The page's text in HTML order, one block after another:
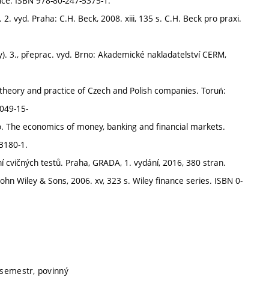
vyd. Praha: C.H. Beck, 2008. xiii, 135 s. C.H. Beck pro praxi.
3., přeprac. vyd. Brno: Akademické nakladatelství CERM,
and practice of Czech and Polish companies. Toruń:
15-
The economics of money, banking and financial markets.
1.
testů. Praha, GRADA, 1. vydání, 2016, 380 stran.
Wiley & Sons, 2006. xv, 323 s. Wiley finance series. ISBN 0-
povinný